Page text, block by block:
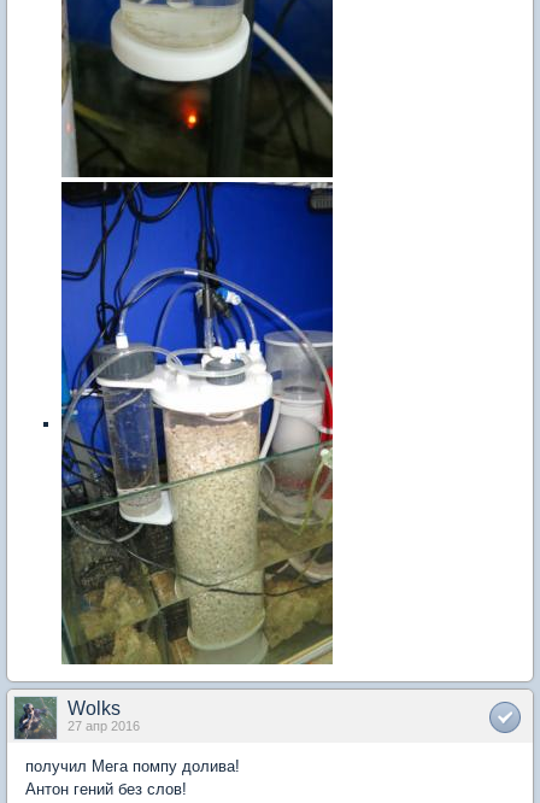
Wolks
27 апр 2016
получил Мега помпу долива!
Антон гений без слов!